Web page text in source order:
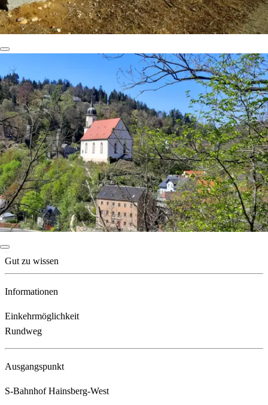
Gut zu wissen
Informationen
Einkehrmöglichkeit
Rundweg
Ausgangspunkt
S-Bahnhof Hainsberg-West